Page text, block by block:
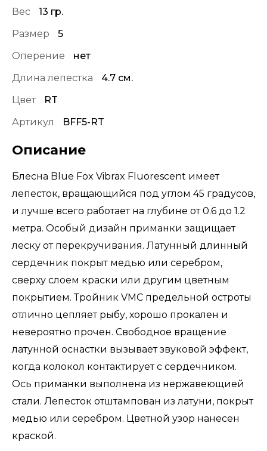
Вес
13 гр.
Размер
5
Оперение
нет
Длина лепестка
4.7 см.
Цвет
RT
Артикул
BFF5-RT
Описание
Блесна Blue Fox Vibrax Fluorescent имеет
лепесток, вращающийся под углом 45 градусов,
и лучше всего работает на глубине от 0.6 до 1.2
метра. Особый дизайн приманки защищает
леску от перекручивания. Латунный длинный
сердечник покрыт медью или серебром,
сверху слоем краски или другим цветным
покрытием. Тройник VMC предельной остроты
отлично цепляет рыбу, хорошо прокален и
невероятно прочен. Свободное вращение
латунной оснастки вызывает звуковой эффект,
когда колокол контактирует с сердечником.
Ось приманки выполнена из нержавеющией
стали. Лепесток отштампован из латуни, покрыт
медью или серебром. Цветной узор нанесен
краской.